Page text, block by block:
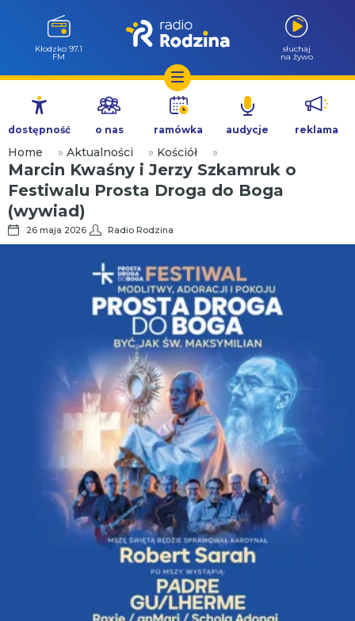
Przejdź
treści
Kłodzko 97.1
FM
słuchaj
na żywo
dostępność o nas ramówka audycje reklama
Home » Aktualności » Kościół »
Marcin Kwaśny i Jerzy Szkamruk o
Festiwalu Prosta Droga do Boga
(wywiad)
26 maja 2026 Radio Rodzina